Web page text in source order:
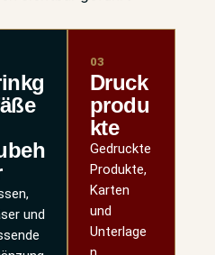
und
03
Druck
produ
kte
Gedruckte
Produkte,
Karten
und
Unterlage